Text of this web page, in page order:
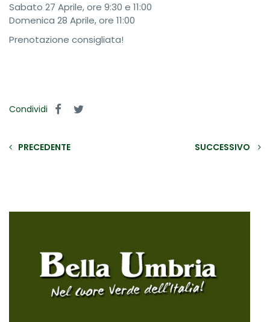
Sabato 27 Aprile, ore 9:30 e 11:00
Domenica 28 Aprile, ore 11:00
Prenotazione consigliata!
Condividi
PRECEDENTE SUCCESSIVO